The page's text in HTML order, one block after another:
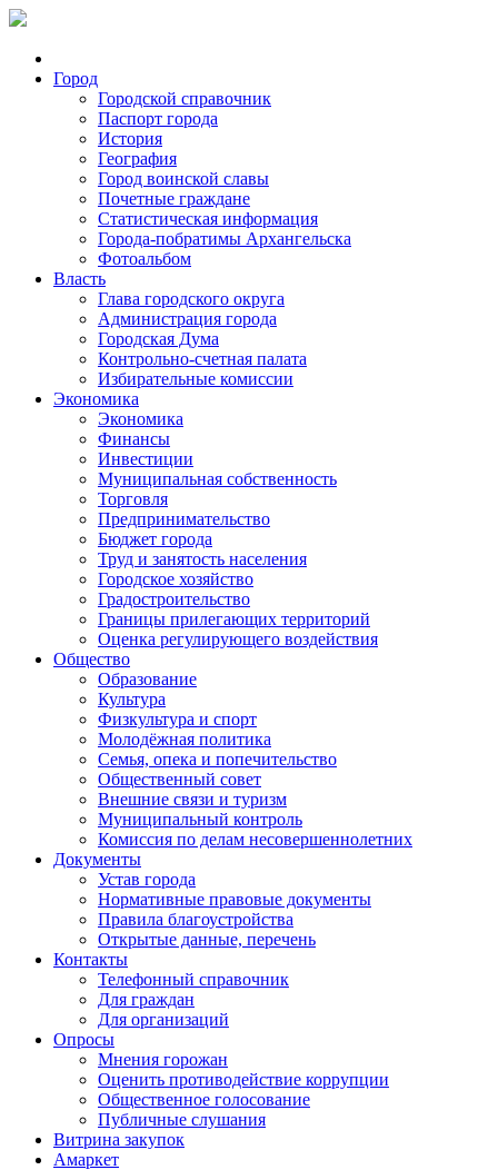
Город
Городской справочник
Паспорт города
История
География
Город воинской славы
Почетные граждане
Статистическая информация
Города-побратимы Архангельска
Фотоальбом
Власть
Глава городского округа
Администрация города
Городская Дума
Контрольно-счетная палата
Избирательные комиссии
Экономика
Экономика
Финансы
Инвестиции
Муниципальная собственность
Торговля
Предпринимательство
Бюджет города
Труд и занятость населения
Городское хозяйство
Градостроительство
Границы прилегающих территорий
Оценка регулирующего воздействия
Общество
Образование
Культура
Физкультура и спорт
Молодёжная политика
Семья, опека и попечительство
Общественный совет
Внешние связи и туризм
Муниципальный контроль
Комиссия по делам несовершеннолетних
Документы
Устав города
Нормативные правовые документы
Правила благоустройства
Открытые данные, перечень
Контакты
Телефонный справочник
Для граждан
Для организаций
Опросы
Мнения горожан
Оценить противодействие коррупции
Общественное голосование
Публичные слушания
Витрина закупок
Амаркет